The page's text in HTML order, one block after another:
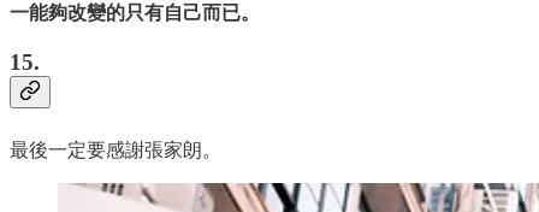
一能夠改變的只有自己而已。
15.
最後一定要感謝張家朗。